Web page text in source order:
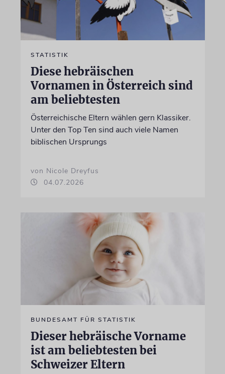
STATISTIK
Diese hebräischen
Vornamen in Österreich sind
am beliebtesten
Österreichische Eltern wählen gern Klassiker.
Unter den Top Ten sind auch viele Namen
biblischen Ursprungs
von Nicole Dreyfus
04.07.2026
BUNDESAMT FÜR STATISTIK
Dieser hebräische Vorname
ist am beliebtesten bei
Schweizer Eltern